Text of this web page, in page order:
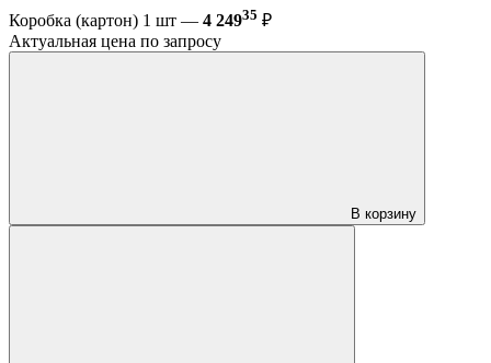
Коробка (картон) 1 шт — 4 24935 ₽
Актуальная цена по запросу
В корзину